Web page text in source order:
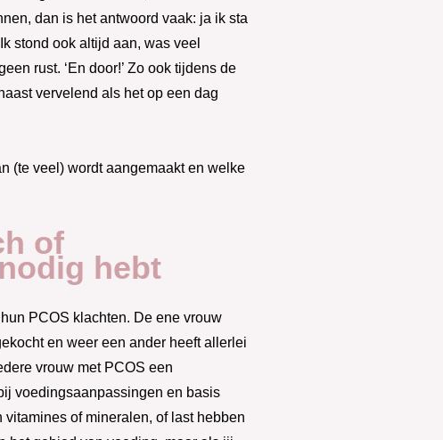
dan is het antwoord vaak: ja ik sta
stond ook altijd aan, was veel
rust. ‘En door!’ Zo ook tijdens de
vervelend als het op een dag
(te veel) wordt aangemaakt en welke
of
hebt
PCOS klachten. De ene vrouw
en weer een ander heeft allerlei
vrouw met PCOS een
voedingsaanpassingen en basis
of mineralen, of last hebben